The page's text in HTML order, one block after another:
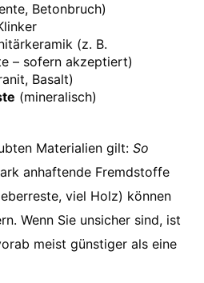
Betonbruch)
(z. B.
– sofern akzeptiert)
Basalt)
(mineralisch)
Materialien gilt:So
anhaftende Fremdstoffe
viel Holz) können
Wenn Sie unsicher sind, ist
meist günstiger als eine